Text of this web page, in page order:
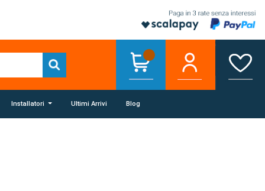
Installatori Ultimi Arrivi Blog